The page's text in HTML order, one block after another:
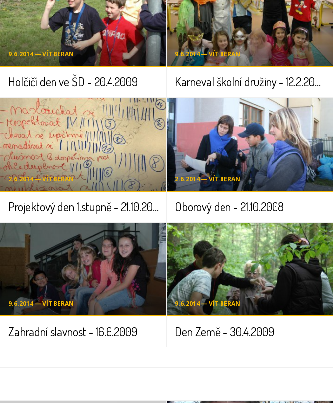
9.6.2014 ― VÍT BERAN
Holčičí den ve ŠD - 20.4.2009
9.6.2014 ― VÍT BERAN
Karneval školní družiny - 12.2.2009
2.6.2014 ― VÍT BERAN
Projektový den 1.stupně - 21.10.2008
2.6.2014 ― VÍT BERAN
Oborový den - 21.10.2008
9.6.2014 ― VÍT BERAN
Zahradní slavnost - 16.6.2009
9.6.2014 ― VÍT BERAN
Den Země - 30.4.2009